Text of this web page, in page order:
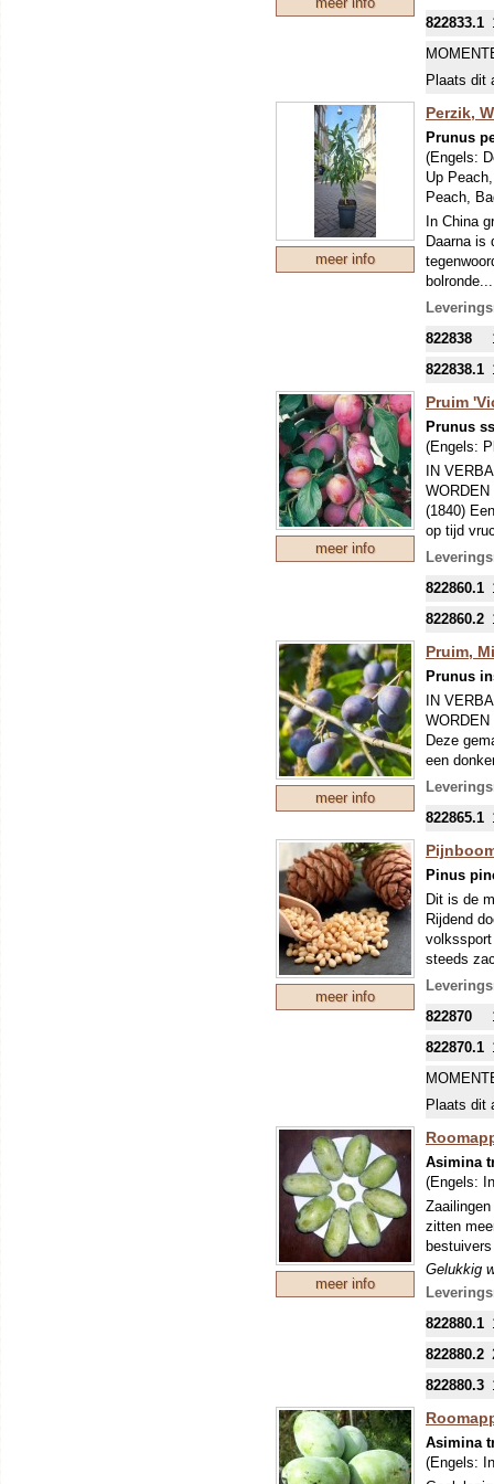
De
een volle
Dankzij
perzik
822833.1
Plaats dit
meer info
Perzik,
Prunus
(Engels:
Up
Peach,
In China
Daarna is
De
wel wijs
822838
822838.1
meer info
Pruim
Prunus
(Engels:
IN
(1840)
op tijd
smaak. 2
822860.1
822860.2
meer info
Pruim,
Prunus
IN
Deze
een
zure kant,
822865.1
meer info
Pinus
Dit is de
Rijdend
steeds
kan een
zorg
822870
822870.1
Plaats dit
meer info
Asimina
(Engels:
zitten
Gelukkig
bekender
bevelen.
vruchten
822880.1
822880.2
822880.3
Asimina
(Engels: